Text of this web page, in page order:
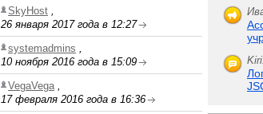
SkyHost ,
26 января 2017 года в 12:27
systemadmins ,
10 ноября 2016 года в 15:09
VegaVega,
17 февраля 2016 года в 16:36